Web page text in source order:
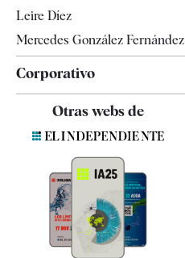
Leire Díez
Mercedes González Fernández
Corporativo
Quiénes somos
Especificaciones
Otras webs de